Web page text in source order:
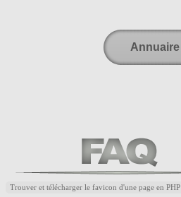
Annuaire
Trouver et télécharger le favicon d'une page en PHP